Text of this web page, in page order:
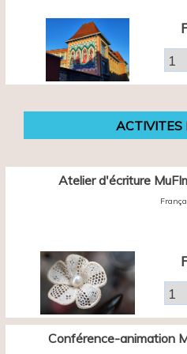
ACTIVITES
Atelier d'écriture
Conférence-animation